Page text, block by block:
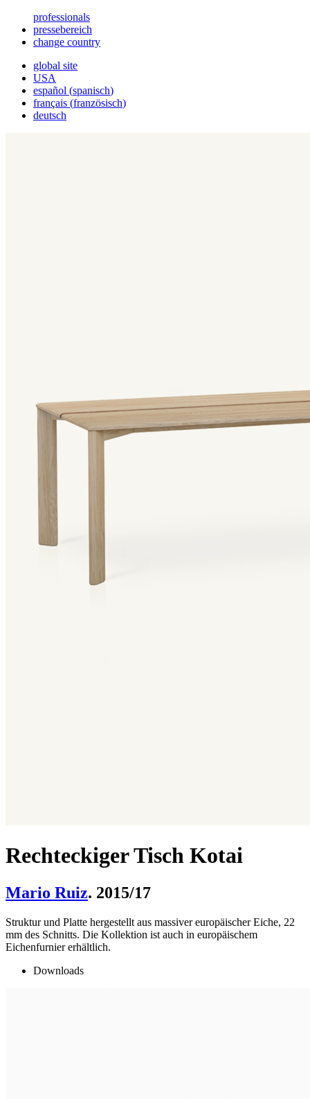
professionals
pressebereich
change country
global site
USA
español (spanisch)
français (französisch)
deutsch
Rechteckiger Tisch Kotai
Mario Ruiz. 2015/17
Struktur und Platte hergestellt aus massiver europäischer Eiche, 22
mm des Schnitts. Die Kollektion ist auch in europäischem
Eichenfurnier erhältlich.
Downloads